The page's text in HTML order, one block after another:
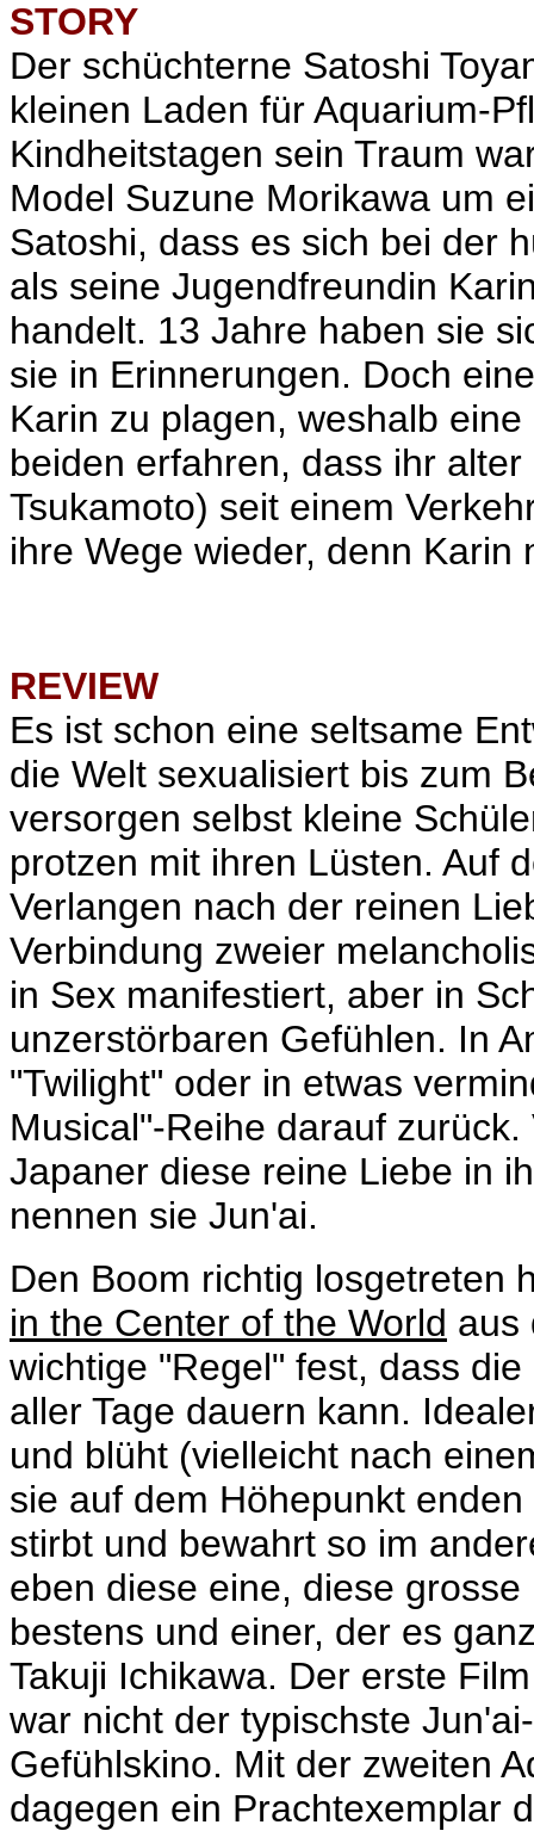
STORY
Der schüchterne Satoshi
kleinen Laden für Aquarium-
Kindheitstagen sein Traum
Model Suzune Morikawa um
Satoshi, dass es sich bei der
als seine Jugendfreundin
handelt. 13 Jahre haben sie
sie in Erinnerungen. Doch
Karin zu plagen, weshalb
beiden erfahren, dass ihr
Tsukamoto) seit einem
ihre Wege wieder, denn Karin
REVIEW
Es ist schon eine seltsame
die Welt sexualisiert bis zum
versorgen selbst kleine
protzen mit ihren Lüsten. Auf
Verlangen nach der reinen
Verbindung zweier
in Sex manifestiert, aber in
unzerstörbaren Gefühlen. In
"Twilight" oder in etwas
Musical"-Reihe darauf
Japaner diese reine Liebe in
nennen sie Jun'ai.
Den Boom richtig losgetreten
in the Center of the World aus
wichtige "Regel" fest, dass
aller Tage dauern kann.
und blüht (vielleicht nach
sie auf dem Höhepunkt
stirbt und bewahrt so im
eben diese eine, diese
bestens und einer, der es
Takuji Ichikawa. Der erste
war nicht der typischste
Gefühlskino. Mit der zweiten
dagegen ein Prachtexemplar